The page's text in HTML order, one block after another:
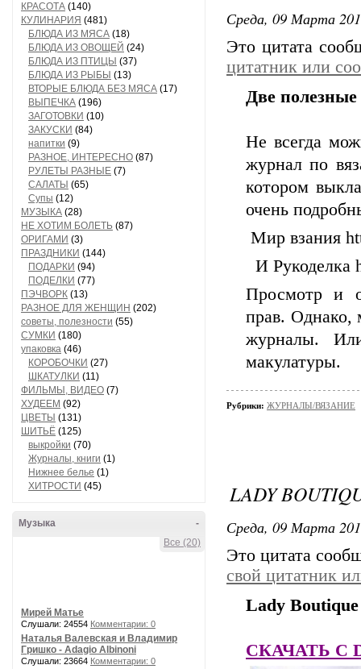
КРАСОТА (140)
КУЛИНАРИЯ (481)
БЛЮДА ИЗ МЯСА (18)
БЛЮДА ИЗ ОВОЩЕЙ (24)
БЛЮДА ИЗ ПТИЦЫ (37)
БЛЮДА ИЗ РЫБЫ (13)
ВТОРЫЕ БЛЮДА БЕЗ МЯСА (17)
ВЫПЕЧКА (196)
ЗАГОТОВКИ (10)
ЗАКУСКИ (84)
напитки (9)
РАЗНОЕ, ИНТЕРЕСНО (87)
РУЛЕТЫ РАЗНЫЕ (7)
САЛАТЫ (65)
Супы (12)
МУЗЫКА (28)
НЕ ХОТИМ БОЛЕТЬ (87)
ОРИГАМИ (3)
ПРАЗДНИКИ (144)
ПОДАРКИ (94)
ПОДЕЛКИ (77)
ПЭЧВОРК (13)
РАЗНОЕ ДЛЯ ЖЕНЩИН (202)
советы, полезности (55)
СУМКИ (180)
упаковка (46)
КОРОБОЧКИ (27)
ШКАТУЛКИ (11)
ФИЛЬМЫ, ВИДЕО (7)
ХУДЕЕМ (92)
ЦВЕТЫ (131)
ШИТЬЁ (125)
выкройки (70)
Журналы, книги (1)
Нижнее белье (1)
ХИТРОСТИ (45)
-
Музыка
Все (20)
Мирей Матье
Слушали: 24554 Комментарии: 0
Наталья Валевская и Владимир
Гришко - Adagio Albinoni
Слушали: 23664 Комментарии: 0
Среда, 09 Марта
Это цитата
цитатник или
Две
Не всегда
журнал по
котором
очень
Мир взания
И Рукоделка
Просмотр и
прав. Однако,
журналы.
макулатуры.
Рубрики: ЖУРНАЛЫ/ВЯЗАНИЕ
LADY
Среда, 09 Марта
Это цитата
свой цитатник
Lady
СКАЧАТЬ C